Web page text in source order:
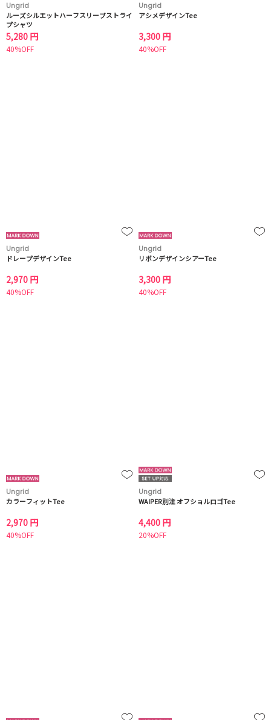
Ungrid
ルーズシルエットハーフスリーブストライ
プシャツ
5,280 円
40%OFF
Ungrid
アシメデザインTee
3,300 円
40%OFF
Ungrid
ドレープデザインTee
2,970 円
40%OFF
Ungrid
リボンデザインシアーTee
3,300 円
40%OFF
Ungrid
カラーフィットTee
2,970 円
40%OFF
Ungrid
WAIPER別注 オフショルロゴTee
4,400 円
20%OFF